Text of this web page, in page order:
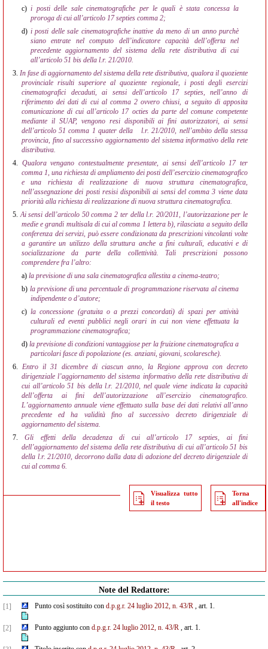
c) i posti delle sale cinematografiche per le quali è stata concessa la
proroga di cui all’articolo 17 septies comma 2;
d) i posti delle sale cinematografiche inattive da meno di un anno purchè
siano entrate nel computo dell’indicatore capacità dell’offerta nel
precedente aggiornamento del sistema della rete distributiva di cui
all’articolo 51 bis della l.r. 21/2010.
3. In fase di aggiornamento del sistema della rete distributiva, qualora il quoziente
provinciale risulti superiore al quoziente regionale, i posti degli esercizi
cinematografici decaduti, ai sensi dell’articolo 17 septies, nell’anno di
riferimento dei dati di cui al comma 2 ovvero chiusi, a seguito di apposita
comunicazione di cui all’articolo 17 octies da parte del comune competente
mediante il SUAP, vengono resi disponibili ai fini autorizzatori, ai sensi
dell’articolo 51 comma 1 quater della
l.r. 21/2010, nell’ambito della stessa
provincia, fino al successivo aggiornamento del sistema informativo della rete
distributiva.
4. Qualora vengano contestualmente presentate, ai sensi dell’articolo 17 ter
comma 1, una richiesta di ampliamento dei posti dell’esercizio cinematografico
e una richiesta di realizzazione di nuova struttura cinematografica,
nell’assegnazione dei posti resisi disponibili ai sensi del comma 3 viene data
priorità alla richiesta di realizzazione di nuova struttura cinematografica.
5. Ai sensi dell’articolo 50 comma 2 ter della l.r. 20/2011, l’autorizzazione per le
medie e grandi multisala di cui al comma 1 lettera b), rilasciata a seguito della
conferenza dei servizi, può essere condizionata da prescrizioni vincolanti volte
a garantire un utilizzo della struttura anche a fini culturali, educativi e di
socializzazione da parte della collettività. Tali prescrizioni possono
comprendere fra l’altro:
a) la previsione di una sala cinematografica allestita a cinema-teatro;
b) la previsione di una percentuale di programmazione riservata al cinema
indipendente o d’autore;
c) la concessione (gratuita o a prezzi concordati) di spazi per attività
culturali ed eventi pubblici negli orari in cui non viene effettuata la
programmazione cinematografica;
d) la previsione di condizioni vantaggiose per la fruizione cinematografica a
particolari fasce di popolazione (es. anziani, giovani, scolaresche).
6. Entro il 31 dicembre di ciascun anno, la Regione approva con decreto
dirigenziale l’aggiornamento del sistema informativo della rete distributiva di
cui all’articolo 51 bis della l.r. 21/2010, nel quale viene indicata la capacità
dell’offerta ai fini dell’autorizzazione all’esercizio cinematografico.
L’aggiornamento annuale viene effettuato sulla base dei dati relativi all’anno
precedente ed ha validità fino al successivo decreto dirigenziale di
aggiornamento del sistema.
7.
Gli effetti della decadenza di cui all’articolo 17 septies, ai fini
dell’aggiornamento del sistema della rete distributiva di cui all’articolo 51 bis
della l.r. 21/2010, decorrono dalla data di adozione del decreto dirigenziale di
cui al comma 6.
Visualizza tutto
il testo
Torna
all'indice
Note del Redattore:
[1] Punto così sostituito con d.p.g.r. 24 luglio 2012, n. 43/R, art. 1.
[2] Punto aggiunto con d.p.g.r. 24 luglio 2012, n. 43/R, art. 1.